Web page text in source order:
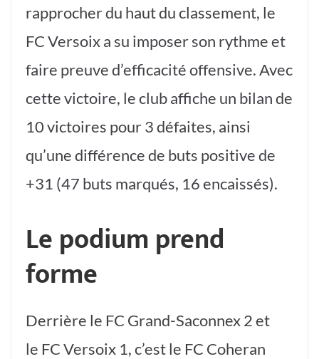
rapprocher du haut du classement, le
FC Versoix a su imposer son rythme et
faire preuve d’efficacité offensive. Avec
cette victoire, le club affiche un bilan de
10 victoires pour 3 défaites, ainsi
qu’une différence de buts positive de
+31 (47 buts marqués, 16 encaissés).
Le podium prend
forme
Derrière le FC Grand-Saconnex 2 et
le FC Versoix 1, c’est le FC Coheran